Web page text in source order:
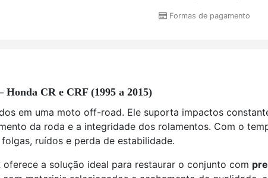
Formas de pagamento
CR e CRF (1995 a 2015)
em uma moto off-road. Ele suporta impactos
da roda e a integridade dos rolamentos. Com o
ruídos e perda de estabilidade.
oferece a solução ideal para restaurar o conjunto com